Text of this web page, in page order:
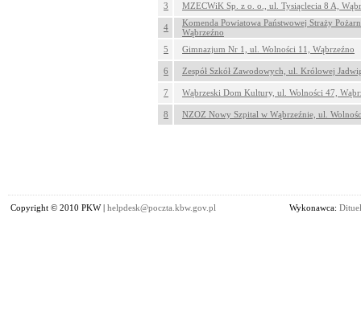
3 MZECWiK Sp. z o. o., ul. Tysiąclecia 8 A,
4
Komenda Powiatowa Państwowej Straży
Wąbrzeźno
5
Gimnazjum Nr 1, ul. Wolności 11, Wąbrzeźno
6 Zespół Szkół Zawodowych, ul. Królowej
7 Wąbrzeski Dom Kultury, ul. Wolności 47,
8 NZOZ Nowy Szpital w Wąbrzeźnie, ul.
Copyright © 2010 PKW | helpdesk@poczta.kbw.gov.pl Wykonawca: